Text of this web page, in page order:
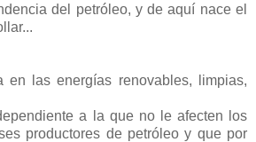
del petróleo, y de aquí nace el
en las energías renovables, limpias,
a la que no le afecten los
productores de petróleo y que por